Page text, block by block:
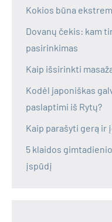
Kokios būna
Dovanų čekis: kam
pasirinkimas
Kaip išsirinkti
Kodėl japoniškas
paslaptimi iš Rytų?
Kaip parašyti gerą ir
5 klaidos
įspūdį